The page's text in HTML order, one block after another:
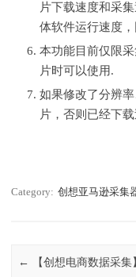
片下载速度和采
体软件运行速度
本功能目前仅限
片时可以使用.
如果修改了分辨
片，否则已经下
Category: 创想亚马逊采集
Post navigation
←
【创想电商数据采集